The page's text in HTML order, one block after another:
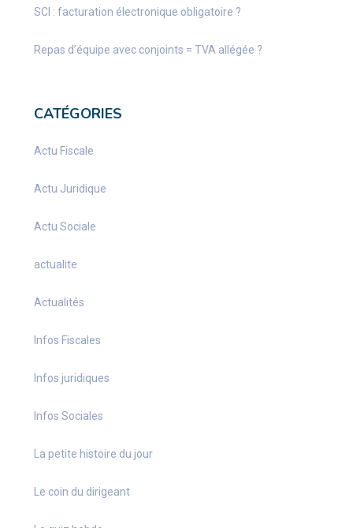
SCI : facturation électronique obligatoire ?
Repas d’équipe avec conjoints = TVA allégée ?
CATÉGORIES
Actu Fiscale
Actu Juridique
Actu Sociale
actualite
Actualités
Infos Fiscales
Infos juridiques
Infos Sociales
La petite histoire du jour
Le coin du dirigeant